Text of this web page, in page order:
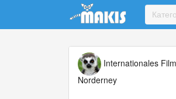
Update cookies preferences
Internationales
Norderney